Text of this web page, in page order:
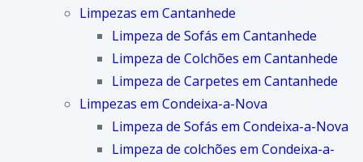
Limpezas em Cantanhede
Limpeza de Sofás em Cantanhede
Limpeza de Colchões em Cantanhede
Limpeza de Carpetes em Cantanhede
Limpezas em Condeixa-a-Nova
Limpeza de Sofás em Condeixa-a-Nova
Limpeza de colchões em Condeixa-a-